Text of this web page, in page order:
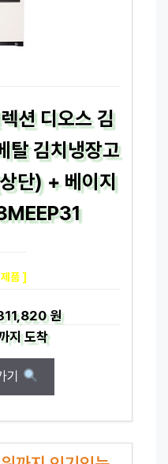
션 디오스 김
탈 김치냉장고
단) + 베이지
품 ]
원
지도착
기